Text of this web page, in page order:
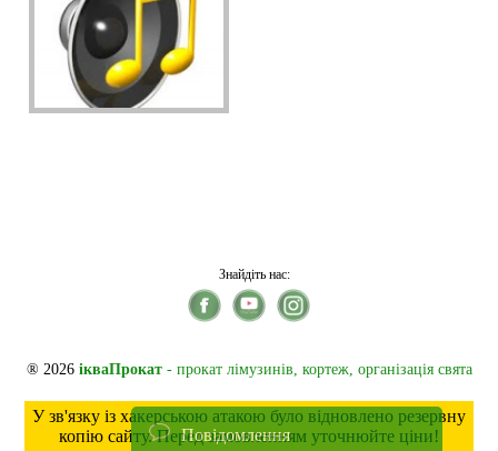
Знайдіть нас:
® 2026 ікваПрокат- прокат лімузинів, кортеж, організація свята
У зв'язку із хакерською атакою було відновлено резервну
копію сайту. Перед замовленням уточнюйте ціни!
Повідомлення